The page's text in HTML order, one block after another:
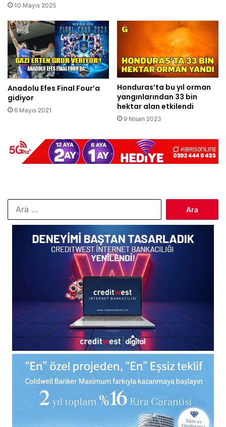
10 Mayıs 2025
Anadolu Efes Final Four’a
gidiyor
6 Mayıs 2021
Honduras’ta bu yıl orman
yangınlarından 33 bin
hektar alan etkilendi
9 Nisan 2023